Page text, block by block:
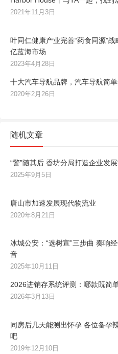
2021年11月3日
叶同仁健康产业完善“药食同源”
亿蓝海市场
2023年4月28日
十大汽车导航品牌，汽车导航简
2020年2月26日
随机文章
“警”随其后 香坊分局打造企业发展
2025年9月5日
唐山市加速发展现代物流业
2020年8月21日
冰城公安：“选树宣”三步曲 奏响
音
2025年10月11日
2026进销存系统评测：哪款既简
2026年3月13日
同房后几天能测出怀孕 各位备孕
吧
2019年12月10日